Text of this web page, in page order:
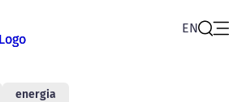
EN
energia